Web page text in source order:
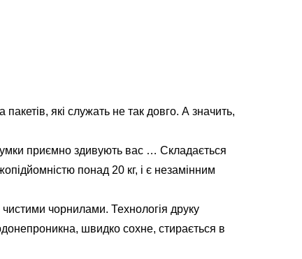
які служать не так довго. А значить,
сумки приємно здивують вас … Складається
понад 20 кг, і є незамінним
чистими чорнилами. Технологія друку
швидко сохне, стирається в